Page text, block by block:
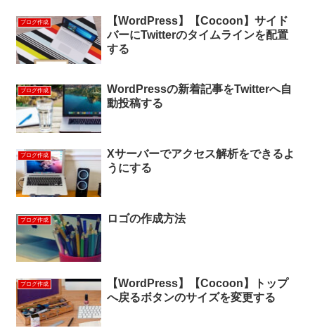
ブログ作成
【WordPress】【Cocoon】サイド
バーにTwitterのタイムラインを配置
する
ブログ作成
WordPressの新着記事をTwitterへ自
動投稿する
ブログ作成
Xサーバーでアクセス解析をできるよ
うにする
ブログ作成 ロゴの作成方法
ブログ作成
【WordPress】【Cocoon】トップ
へ戻るボタンのサイズを変更する